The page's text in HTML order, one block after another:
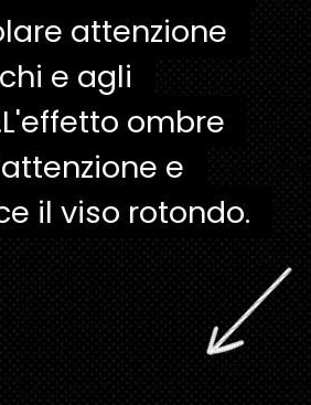
attenzione
e agli
ombre
e
il viso rotondo.
attenzione
e agli
ombre
e